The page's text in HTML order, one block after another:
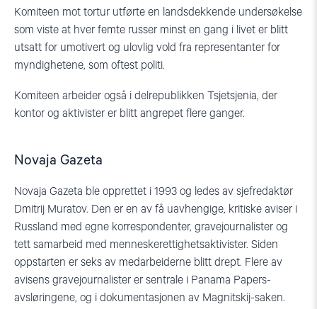
Komiteen mot tortur utførte en landsdekkende undersøkelse
som viste at hver femte russer minst en gang i livet er blitt
utsatt for umotivert og ulovlig vold fra representanter for
myndighetene, som oftest politi.
Komiteen arbeider også i delrepublikken Tsjetsjenia, der
kontor og aktivister er blitt angrepet flere ganger.
Novaja Gazeta
Novaja Gazeta ble opprettet i 1993 og ledes av sjefredaktør
Dmitrij Muratov. Den er en av få uavhengige, kritiske aviser i
Russland med egne korrespondenter, gravejournalister og
tett samarbeid med menneskerettighetsaktivister. Siden
oppstarten er seks av medarbeiderne blitt drept. Flere av
avisens gravejournalister er sentrale i Panama Papers-
avsløringene, og i dokumentasjonen av Magnitskij-saken.